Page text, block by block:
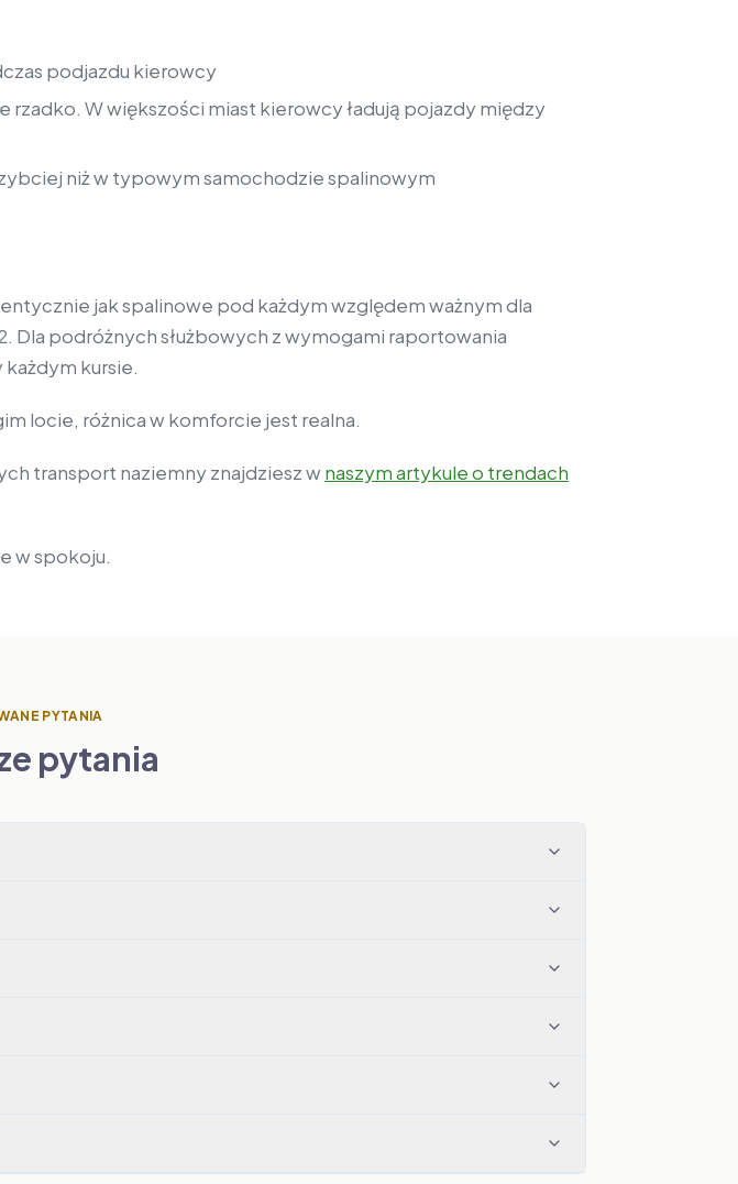
podjazdu kierowcy
rzadko. W większości miast kierowcy ładują pojazdy między
niż w typowym samochodzie spalinowym
jak spalinowe pod każdym względem ważnym dla
podróżnych służbowych z wymogami raportowania
kursie.
locie, różnica w komforcie jest realna.
transport naziemny znajdziesz wnaszym artykule o trendach
w spokoju.
PYTANIA
pytania